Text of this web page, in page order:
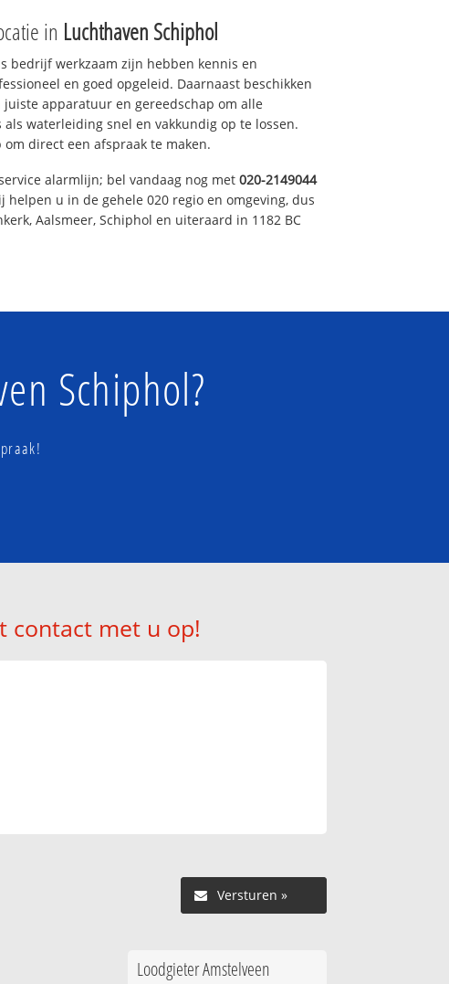
in Luchthaven Schiphol
bedrijf werkzaam zijn hebben kennis en
en goed opgeleid. Daarnaast beschikken
apparatuur en gereedschap om alle
waterleiding snel en vakkundig op te lossen.
direct een afspraak te maken.
alarmlijn; bel vandaag nog met 020-2149044
helpen u in de gehele 020 regio en omgeving, dus
Aalsmeer, Schiphol en uiteraard in 1182 BC
Schiphol?
contact met u op!
Versturen »
Loodgieter Amstelveen